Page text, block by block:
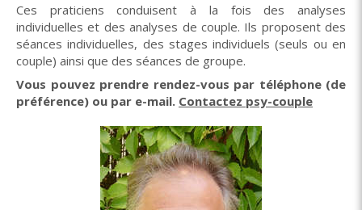
Ces praticiens conduisent à la fois des analyses
individuelles et des analyses de couple. Ils proposent des
séances individuelles, des stages individuels (seuls ou en
couple) ainsi que des séances de groupe.
Vous pouvez prendre rendez-vous par téléphone (de
préférence) ou par e-mail. Contactez psy-couple